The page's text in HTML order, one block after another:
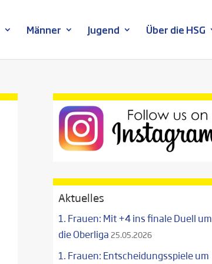
Männer Jugend Über die HSG
Aktuelles
1. Frauen: Mit +4 ins finale Duell um
die Oberliga 25.05.2026
1. Frauen: Entscheidungsspiele um